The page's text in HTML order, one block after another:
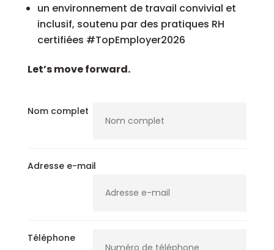
un environnement de travail convivial et
inclusif, soutenu par des pratiques RH
certifiées #TopEmployer2026
Let’s move forward.
Nom complet
Adresse e-mail
Téléphone